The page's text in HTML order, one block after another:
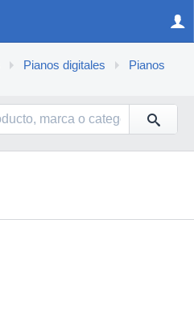
Pianos digitales
Pianos